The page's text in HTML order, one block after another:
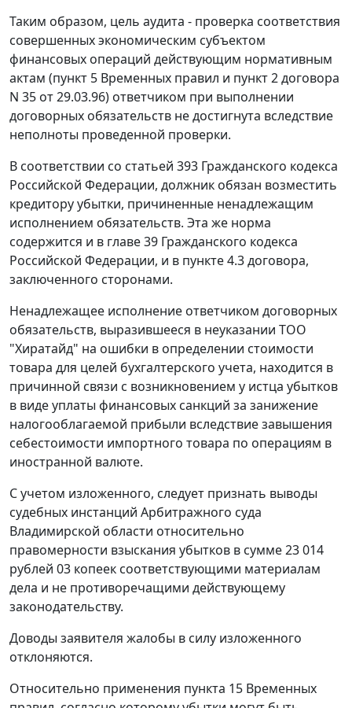
Таким образом, цель аудита - проверка соответствия
совершенных экономическим субъектом
финансовых операций действующим нормативным
актам (пункт 5 Временных правил и пункт 2 договора
N 35 от 29.03.96) ответчиком при выполнении
договорных обязательств не достигнута вследствие
неполноты проведенной проверки.
В соответствии со статьей 393 Гражданского кодекса
Российской Федерации, должник обязан возместить
кредитору убытки, причиненные ненадлежащим
исполнением обязательств. Эта же норма
содержится и в главе 39 Гражданского кодекса
Российской Федерации, и в пункте 4.3 договора,
заключенного сторонами.
Ненадлежащее исполнение ответчиком договорных
обязательств, выразившееся в неуказании ТОО
"Хиратайд" на ошибки в определении стоимости
товара для целей бухгалтерского учета, находится в
причинной связи с возникновением у истца убытков
в виде уплаты финансовых санкций за занижение
налогооблагаемой прибыли вследствие завышения
себестоимости импортного товара по операциям в
иностранной валюте.
С учетом изложенного, следует признать выводы
судебных инстанций Арбитражного суда
Владимирской области относительно
правомерности взыскания убытков в сумме 23 014
рублей 03 копеек соответствующими материалам
дела и не противоречащими действующему
законодательству.
Доводы заявителя жалобы в силу изложенного
отклоняются.
Относительно применения пункта 15 Временных